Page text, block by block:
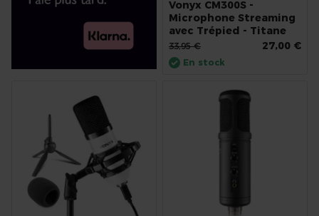
Vonyx CM300S -
Microphone Streaming
avec Trépied - Titane
27,00 €
33,95 €
En stock